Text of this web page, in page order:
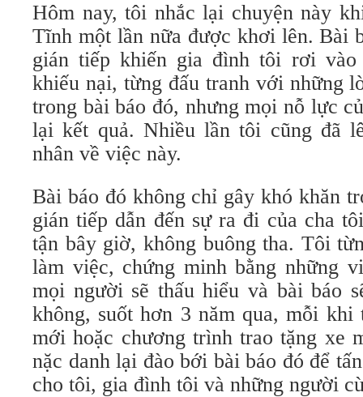
Hôm nay, tôi nhắc lại chuyện này
Tĩnh một lần nữa được khơi lên. Bài
gián tiếp khiến gia đình tôi rơi
khiếu nại, từng đấu tranh với những
trong bài báo đó, nhưng mọi nỗ lực
lại kết quả. Nhiều lần tôi cũng đã
nhân về việc này.
Bài báo đó không chỉ gây khó khăn
gián tiếp dẫn đến sự ra đi của cha
tận bây giờ, không buông tha. Tôi
làm việc, chứng minh bằng những
mọi người sẽ thấu hiểu và bài báo
không, suốt hơn 3 năm qua, mỗi
mới hoặc chương trình trao tặng xe
nặc danh lại đào bới bài báo đó để
cho tôi, gia đình tôi và những người